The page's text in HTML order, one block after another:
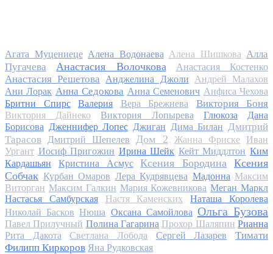
Агата Муцениеце Алена Водонаева Алена Шишкова Алла
Пугачева
Анастасия Волочкова Анастасия Костенко
Анастасия Решетова Анджелина Джоли
Андрей Малахов
Ани Лорак Анна Седокова Анна Семенович Анфиса Чехова
Бритни Спирс
Валерия Вера Брежнева Виктория Боня
Виктория Дайнеко Виктория Лопырева Глюкоза
Дана
Борисова Дженнифер Лопес Джиган Дима Билан Дмитрий
Тарасов
Дмитрий Шепелев Дом 2 Жанна Фриске
Иван
Ургант Иосиф Пригожин Ирина Шейк Кейт Миддлтон Ким
Кардашьян
Кристина Асмус Ксения Бородина
Ксения
Собчак Курбан Омаров Лера Кудрявцева Мадонна Максим
Виторган Максим Галкин Мария Кожевникова Меган Маркл
Настасья Самбурская
Настя Каменских
Наташа Королева
Николай Басков Нюша Оксана Самойлова Ольга Бузова
Павел Прилучный Полина Гагарина Прохор Шаляпин Рианна
Рита Дакота
Светлана Лобода Сергей Лазарев
Тимати
Филипп Киркоров Яна Рудковская